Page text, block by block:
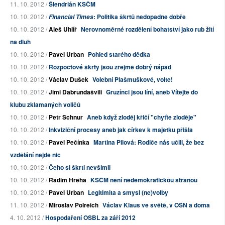
11. 10. 2012 /Šlendrián KSČM
10. 10. 2012 /Financial Times: Politika škrtů nedopadne dobře
10. 10. 2012 /Aleš Uhlíř Nerovnoměrné rozdělení bohatství jako rub žití
na dluh
10. 10. 2012 /Pavel Urban Pohled starého dědka
10. 10. 2012 /Rozpočtové škrty jsou zřejmě dobrý nápad
10. 10. 2012 /Václav Dušek Volební Plašmuškové, volte!
10. 10. 2012 /Jimi Dabrundašvili Gruzínci jsou líní, aneb Vítejte do
klubu zklamaných voličů
10. 10. 2012 /Petr Schnur Aneb když zloděj křičí "chyťte zloděje"
10. 10. 2012 /Inkviziční procesy aneb jak církev k majetku přišla
10. 10. 2012 /Pavel Pečínka Martina Pilová: Rodiče nás učili, že bez
vzdělání nejde nic
10. 10. 2012 /Čeho si škrti nevšimli
10. 10. 2012 /Radim Hreha KSČM není nedemokratickou stranou
10. 10. 2012 /Pavel Urban Legitimita a smysl (ne)volby
11. 10. 2012 /Miroslav Polreich Václav Klaus ve světě, v OSN a doma
4. 10. 2012 /Hospodaření OSBL za září 2012